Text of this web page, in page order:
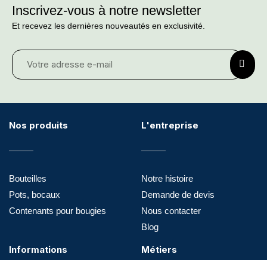
Inscrivez-vous à notre newsletter
Et recevez les dernières nouveautés en exclusivité.
Nos produits
Bouteilles
Pots, bocaux
Contenants pour bougies
L'entreprise
Notre histoire
Demande de devis
Nous contacter
Blog
Informations Métiers